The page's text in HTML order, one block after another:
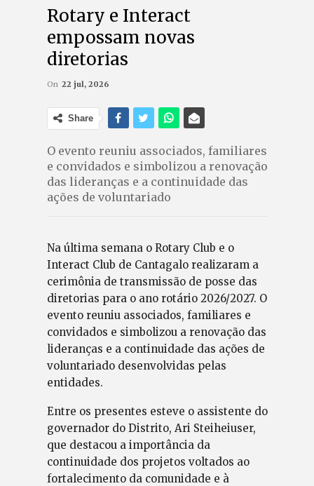
Rotary e Interact
empossam novas
diretorias
On 22 jul, 2026
Share
O evento reuniu associados, familiares
e convidados e simbolizou a renovação
das lideranças e a continuidade das
ações de voluntariado
Na última semana o Rotary Club e o
Interact Club de Cantagalo realizaram a
cerimônia de transmissão de posse das
diretorias para o ano rotário 2026/2027. O
evento reuniu associados, familiares e
convidados e simbolizou a renovação das
lideranças e a continuidade das ações de
voluntariado desenvolvidas pelas
entidades.
Entre os presentes esteve o assistente do
governador do Distrito, Ari Steiheiuser,
que destacou a importância da
continuidade dos projetos voltados ao
fortalecimento da comunidade e à